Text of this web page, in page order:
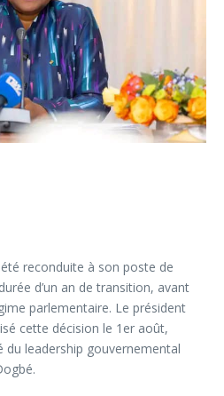
reconduite à son poste de
d’un an de transition, avant
parlementaire. Le président
cette décision le 1er août,
leadership gouvernemental